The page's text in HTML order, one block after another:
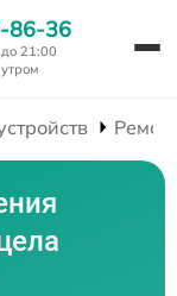
86-36
21:00